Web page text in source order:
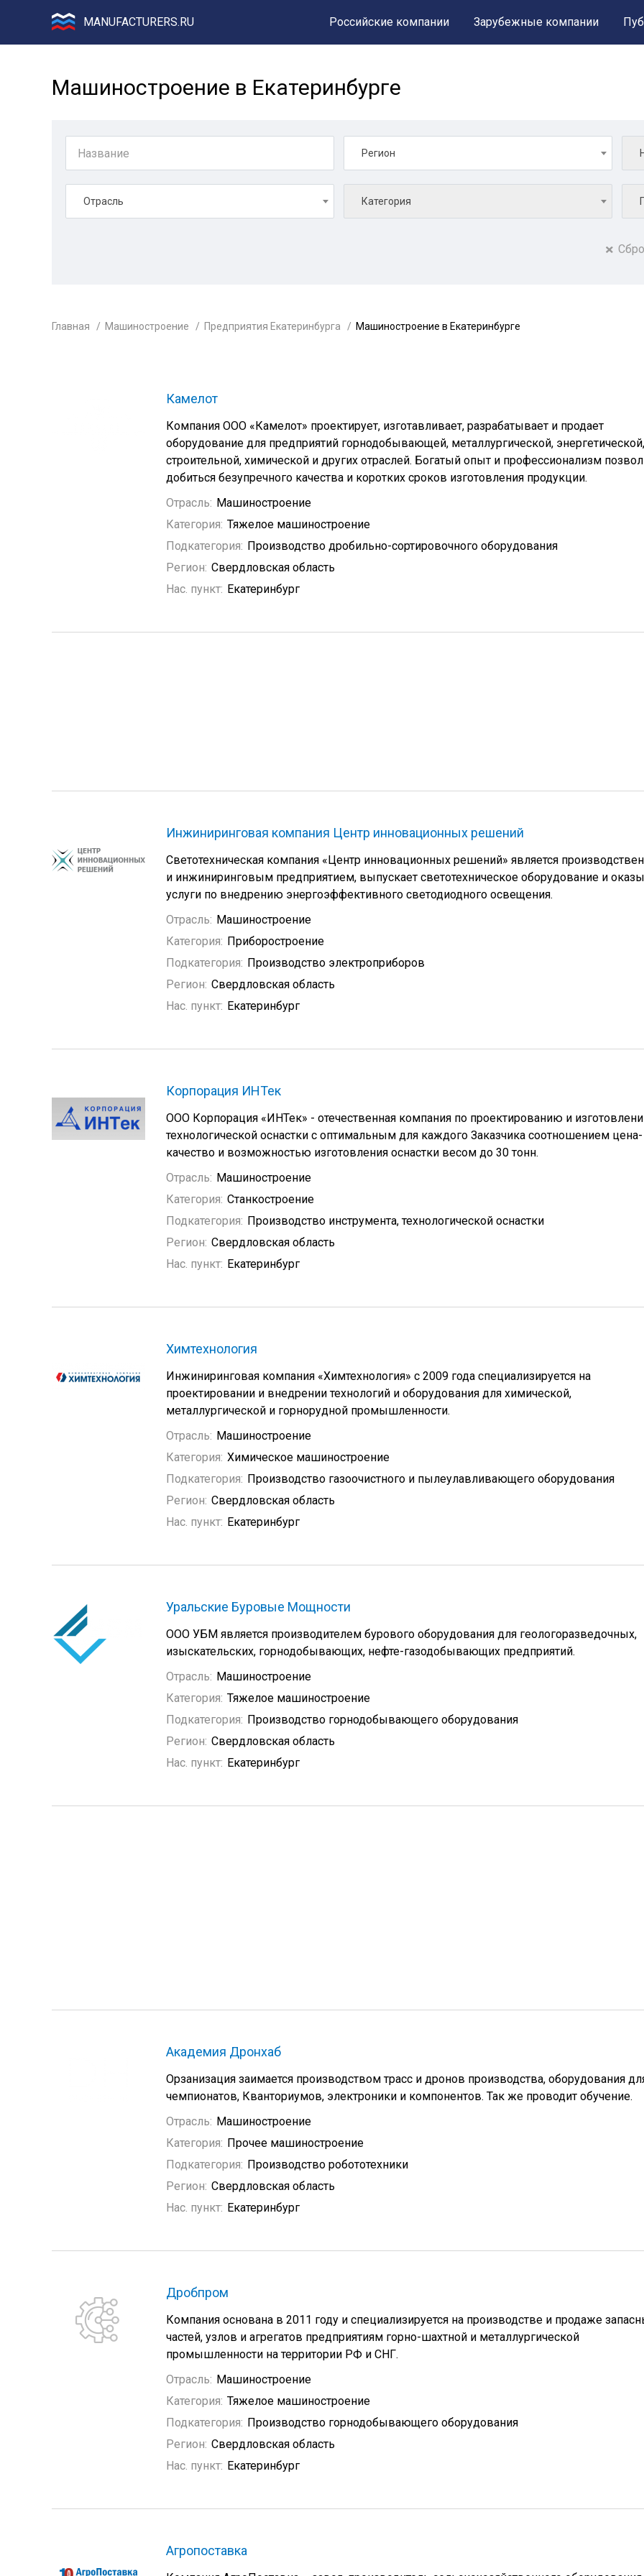
MANUFACTURERS.RU Российские компании Зарубежные компании
Машиностроение в Екатеринбурге
Регион
Отрасль Категория
Главная Машиностроение Предприятия Екатеринбурга Машиностроение в Екатеринбурге
Камелот
Компания ООО «Камелот» проектирует, изготавливает, разрабатывает и продает
оборудование для предприятий горнодобывающей, металлургической, энергетической,
строительной, химической и других отраслей. Богатый опыт и профессионализм
добиться безупречного качества и коротких сроков изготовления продукции.
Отрасль: Машиностроение
Категория: Тяжелое машиностроение
Подкатегория: Производство дробильно-сортировочного оборудования
Регион: Свердловская область
Нас. пункт: Екатеринбург
Инжиниринговая компания Центр инновационных решений
Светотехническая компания «Центр инновационных решений» является
и инжиниринговым предприятием, выпускает светотехническое оборудование и
услуги по внедрению энергоэффективного светодиодного освещения.
Отрасль: Машиностроение
Категория: Приборостроение
Подкатегория: Производство электроприборов
Регион: Свердловская область
Нас. пункт: Екатеринбург
Корпорация ИНТек
ООО Корпорация «ИНТек» - отечественная компания по проектированию и
технологической оснастки с оптимальным для каждого Заказчика соотношением цена-
качество и возможностью изготовления оснастки весом до 30 тонн.
Отрасль: Машиностроение
Категория: Станкостроение
Подкатегория: Производство инструмента, технологической оснастки
Регион: Свердловская область
Нас. пункт: Екатеринбург
Химтехнология
Инжиниринговая компания «Химтехнология» с 2009 года специализируется на
проектировании и внедрении технологий и оборудования для химической,
металлургической и горнорудной промышленности.
Отрасль: Машиностроение
Категория: Химическое машиностроение
Подкатегория: Производство газоочистного и пылеулавливающего оборудования
Регион: Свердловская область
Нас. пункт: Екатеринбург
Уральские Буровые Мощности
ООО УБМ является производителем бурового оборудования для геологоразведочных,
изыскательских, горнодобывающих, нефте-газодобывающих предприятий.
Отрасль: Машиностроение
Категория: Тяжелое машиностроение
Подкатегория: Производство горнодобывающего оборудования
Регион: Свердловская область
Нас. пункт: Екатеринбург
Академия Дронхаб
Орзанизация заимается производством трасс и дронов производства, оборудования
чемпионатов, Кванториумов, электроники и компонентов. Так же проводит обучение.
Отрасль: Машиностроение
Категория: Прочее машиностроение
Подкатегория: Производство робототехники
Регион: Свердловская область
Нас. пункт: Екатеринбург
Дробпром
Компания основана в 2011 году и специализируется на производстве и продаже
частей, узлов и агрегатов предприятиям горно-шахтной и металлургической
промышленности на территории РФ и СНГ.
Отрасль: Машиностроение
Категория: Тяжелое машиностроение
Подкатегория: Производство горнодобывающего оборудования
Регион: Свердловская область
Нас. пункт: Екатеринбург
Агропоставка